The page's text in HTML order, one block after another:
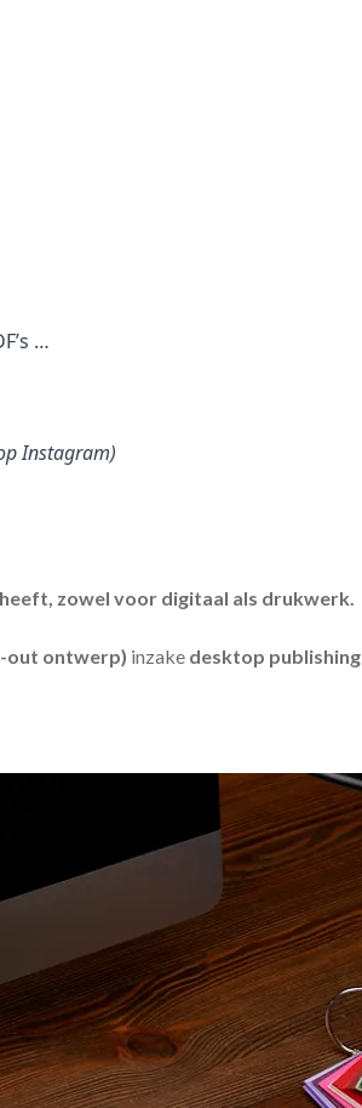
…
Instagram)
zowel voor digitaal als drukwerk.
out ontwerp) inzake desktop publishing